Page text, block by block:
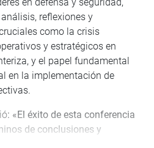
reflexiones y
como la crisis
y estratégicos en
y el papel fundamental
en la implementación de
: «El éxito de esta conferencia
de conclusiones y